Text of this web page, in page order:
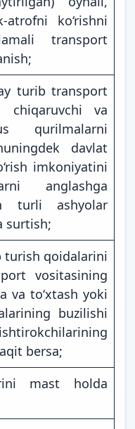
atrofni ko‘rishni
transport
turib transport
chiqaruvchi va
qurilmalarni
davlat
imkoniyatini
anglashga
turli ashyolar
surtish;
turish qoidalarini
vositasining
va to‘xtash yoki
buzilishi
bersa;
mast holda